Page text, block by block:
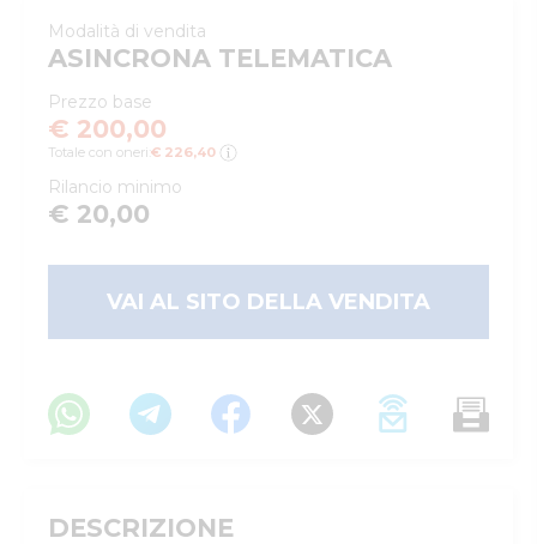
Modalità di vendita
ASINCRONA TELEMATICA
Prezzo base
€ 200,00
Totale con oneri: € 226,40
Rilancio minimo
€ 20,00
VAI AL SITO DELLA VENDITA
DESCRIZIONE